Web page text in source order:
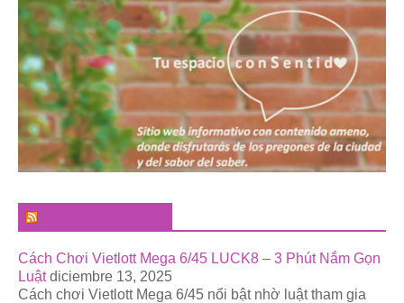
Cách Chơi Vietlott Mega 6/45 LUCK8 – 3 Phút Nắm Gọn
Luật diciembre 13, 2025
Cách chơi Vietlott Mega 6/45 nổi bật nhờ luật tham gia